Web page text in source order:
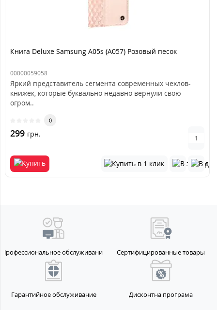
Книга Deluxe Samsung A05s (A057) Розовый песок
00000059058
Яркий представитель сегмента современных чехлов-
книжек, которые буквально недавно вернули свою
огром..
0
299 грн.
Профессиональное обслуживание Сертифицированные товары
Гарантийное обслуживание Дисконтна програма